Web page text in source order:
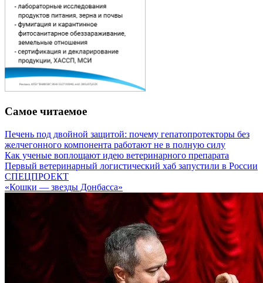
Самое читаемое
Печень под двойной защитой: почему гепатопротекторы без
желчегонного компонента работают не в полную силу
Как ученые воплощают идею ветеринарного препарата
Первый ветеринарный логистический хаб запустили в России
СПЕЦПРОЕКТ
«Кошки — звезды Донбасса»